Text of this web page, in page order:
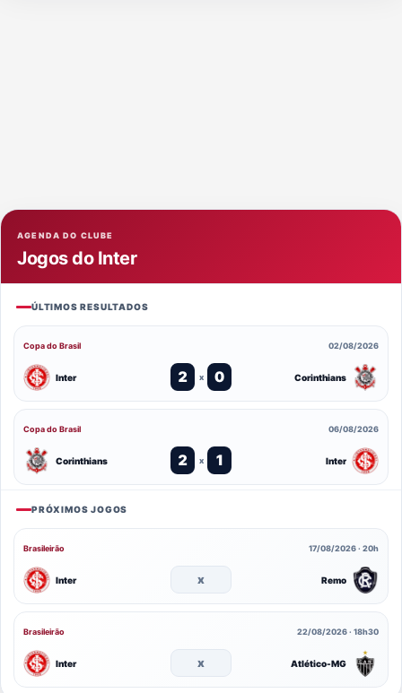
AGENDA DO CLUBE
Jogos do Inter
ÚLTIMOS RESULTADOS
Copa do Brasil 02/08/2026
Inter 2 x 0 Corinthians
Copa do Brasil 06/08/2026
Corinthians 2 x 1 Inter
PRÓXIMOS JOGOS
Brasileirão 17/08/2026 · 20h
Inter x Remo
Brasileirão 22/08/2026 · 18h30
Inter x Atlético-MG